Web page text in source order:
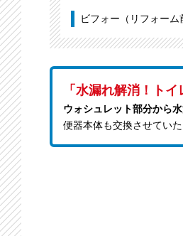
ビフォー（リフォーム
「水漏れ解消！トイ
ウォシュレット部分から
便器本体も交換させてい